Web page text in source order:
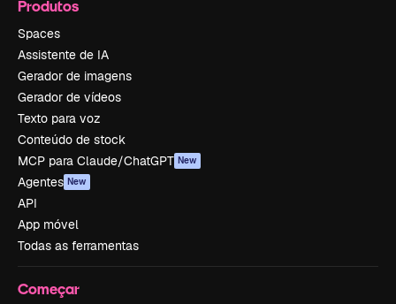
Produtos
Spaces
Assistente de IA
Gerador de imagens
Gerador de vídeos
Texto para voz
Conteúdo de stock
MCP para Claude/ChatGPT New
Agentes New
API
App móvel
Todas as ferramentas
Começar